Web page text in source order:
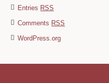
Entries RSS
Comments RSS
WordPress.org